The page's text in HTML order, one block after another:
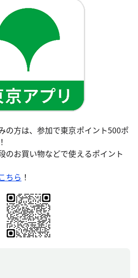
の方は、参加で東京ポイント500ポ
のお買い物などで使えるポイント
ちら ！